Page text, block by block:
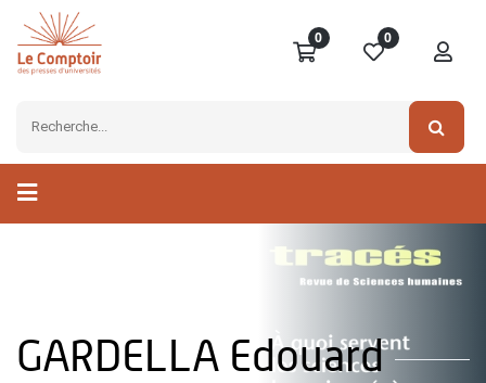
0 0
GARDELLA Edouard